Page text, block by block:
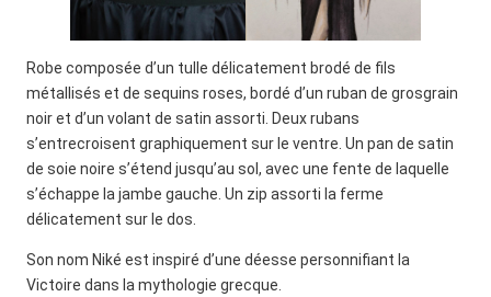
Robe composée d’un tulle délicatement brodé de fils
métallisés et de sequins roses, bordé d’un ruban de grosgrain
noir et d’un volant de satin assorti. Deux rubans
s’entrecroisent graphiquement sur le ventre. Un pan de satin
de soie noire s’étend jusqu’au sol, avec une fente de laquelle
s’échappe la jambe gauche. Un zip assorti la ferme
délicatement sur le dos.
Son nom Niké est inspiré d’une déesse personnifiant la
Victoire dans la mythologie grecque.